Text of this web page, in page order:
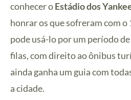
conhecer oEstádio dos
honrar os que sofreram com o
pode usá-lo por um período
filas, com direito ao ônibus
ainda ganha um guia com
a cidade.